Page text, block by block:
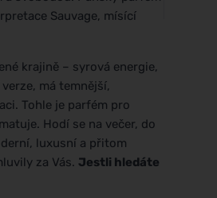
Sauvage, mísící
krajině – syrová energie,
má temnější,
Tohle je parfém pro
Hodí se na večer, do
luxusní a přitom
za Vás. Jestli hledáte